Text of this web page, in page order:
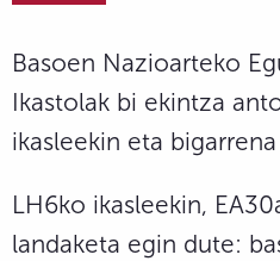
Basoen Nazioarteko
Ikastolak bi ekintza
ikasleekin eta
LH6ko ikasleekin,
landaketa egin dute: